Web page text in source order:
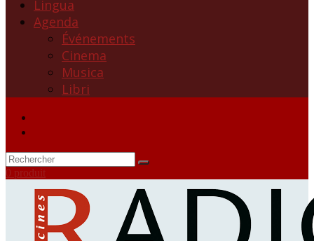
Lingua
Agenda
Événements
Cinema
Musica
Libri
0 produit